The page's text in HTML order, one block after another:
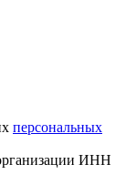
персональных
ИНН